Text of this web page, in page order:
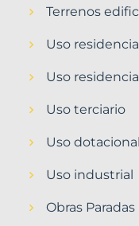
Terrenos
Uso
Uso
Uso terciario
Uso dotacional
Uso industrial
Obras